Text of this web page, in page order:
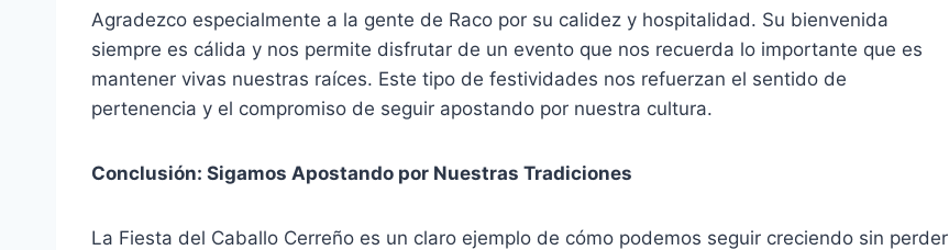
Agradezco especialmente a la gente de Raco por su calidez y hospitalidad. Su bienvenida
siempre es cálida y nos permite disfrutar de un evento que nos recuerda lo importante que es
mantener vivas nuestras raíces. Este tipo de festividades nos refuerzan el sentido de
pertenencia y el compromiso de seguir apostando por nuestra cultura.
Conclusión: Sigamos Apostando por Nuestras Tradiciones
La Fiesta del Caballo Cerreño es un claro ejemplo de cómo podemos seguir creciendo sin perder